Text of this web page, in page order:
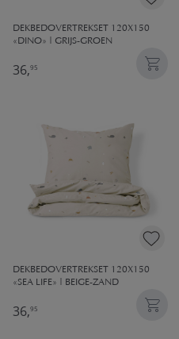
DEKBEDOVERTREKSET 120X150
«DINO» | GRIJS-GROEN
36,95
DEKBEDOVERTREKSET 120X150
«SEA LIFE» | BEIGE-ZAND
36,95